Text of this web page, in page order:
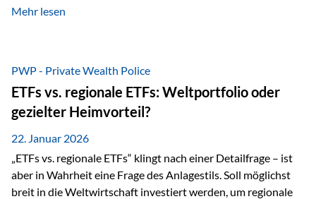
Sachwerten mit einer Investition in Sachwerte zu
gerade dann, wenn Märkte nervös werden,…
Mehr lesen
PWP - Private Wealth Police
ETFs vs. regionale ETFs: Weltportfolio oder
gezielter Heimvorteil?
22. Januar 2026
„ETFs vs. regionale ETFs“ klingt nach einer Detailfrage – ist
aber in Wahrheit eine Frage des Anlagestils. Soll möglichst
breit in die Weltwirtschaft investiert werden, um regionale